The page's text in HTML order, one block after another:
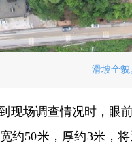
滑坡全貌
现场调查情况时，眼
约50米，厚约3米，